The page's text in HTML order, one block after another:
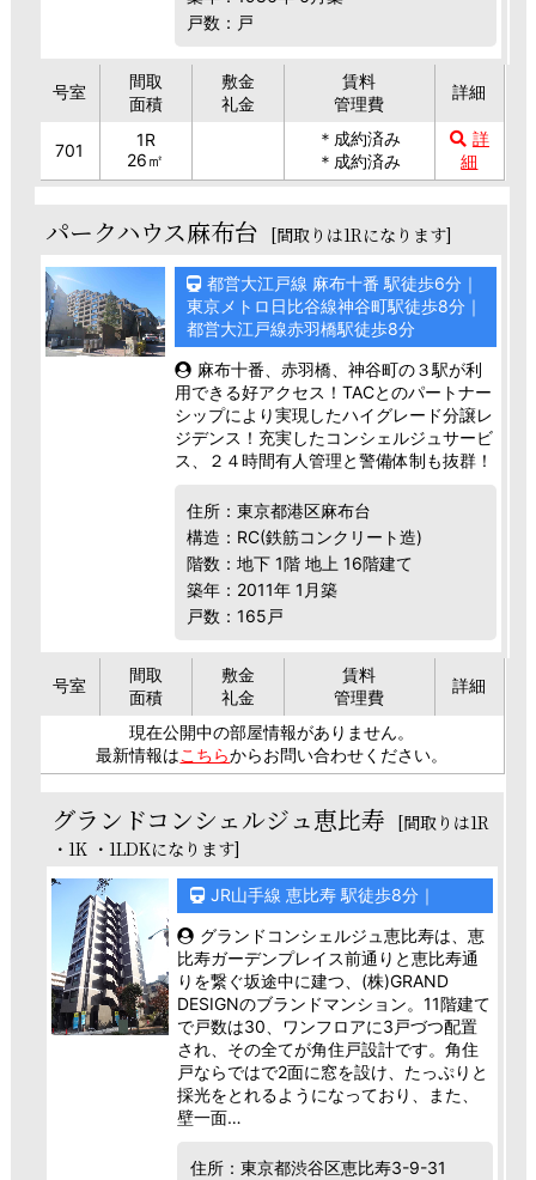
戸数：戸
号室
間取
面積
敷金
礼金
賃料
管理費
詳細
701
1R
26㎡
＊成約済み
＊成約済み
詳
細
パークハウス麻布台 [間取りは1Rになります]
都営大江戸線 麻布十番 駅徒歩6分｜
東京メトロ日比谷線神谷町駅徒歩8分｜
都営大江戸線赤羽橋駅徒歩8分
麻布十番、赤羽橋、神谷町の３駅が利
用できる好アクセス！TACとのパートナー
シップにより実現したハイグレード分譲レ
ジデンス！充実したコンシェルジュサービ
ス、２４時間有人管理と警備体制も抜群！
住所：東京都港区麻布台
構造：RC(鉄筋コンクリート造)
階数：地下 1階 地上 16階建て
築年：2011年 1月築
戸数：165戸
号室
間取
面積
敷金
礼金
賃料
管理費
詳細
現在公開中の部屋情報がありません。
最新情報はこちらからお問い合わせください。
グランドコンシェルジュ恵比寿 [間取りは1R
・1K ・1LDKになります]
JR山手線 恵比寿 駅徒歩8分｜
グランドコンシェルジュ恵比寿は、恵
比寿ガーデンプレイス前通りと恵比寿通
りを繋ぐ坂途中に建つ、(株)GRAND
DESIGNのブランドマンション。11階建て
で戸数は30、ワンフロアに3戸づつ配置
され、その全てが角住戸設計です。角住
戸ならではで2面に窓を設け、たっぷりと
採光をとれるようになっており、また、
壁一面…
住所：東京都渋谷区恵比寿3-9-31